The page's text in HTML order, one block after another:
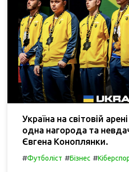
Україна на світовій
одна нагорода та
Євгена Коноплянки.
#Футболіст #Бізнес #